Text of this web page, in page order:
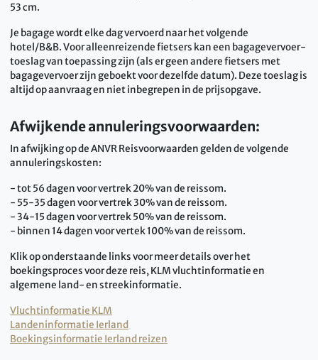
53 cm.
Je bagage wordt elke dag vervoerd naar het volgende
hotel/B&B. Voor alleenreizende fietsers kan een bagagevervoer-
toeslag van toepassing zijn (als er geen andere fietsers met
bagagevervoer zijn geboekt voor dezelfde datum). Deze toeslag is
altijd op aanvraag en niet inbegrepen in de prijsopgave.
Afwijkende annuleringsvoorwaarden:
In afwijking op de ANVR Reisvoorwaarden gelden de volgende
annuleringskosten:
- tot 56 dagen voor vertrek 20% van de reissom.
- 55-35 dagen voor vertrek 30% van de reissom.
- 34-15 dagen voor vertrek 50% van de reissom.
- binnen 14 dagen voor vertek 100% van de reissom.
Klik op onderstaande links voor meer details over het
boekingsproces voor deze reis, KLM vluchtinformatie en
algemene land- en streekinformatie.
Vluchtinformatie KLM
Landeninformatie Ierland
Boekingsinformatie Ierland reizen